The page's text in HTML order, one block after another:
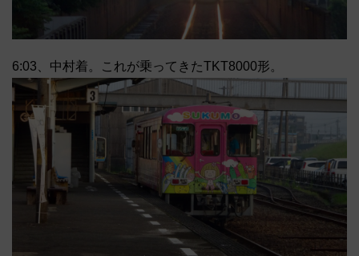
6:03、中村着。これが乗ってきたTKT8000形。